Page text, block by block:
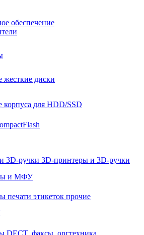
обеспечение
диски
для HDD/SSD
3D-принтеры и 3D-ручки
и МФУ
печати этикеток прочие
DECT, факсы, оргтехника